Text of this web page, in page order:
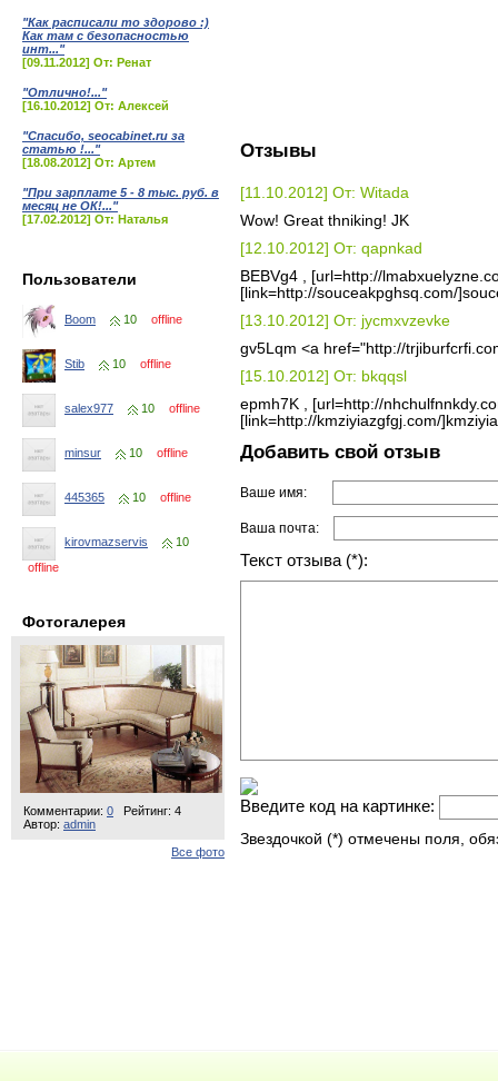
"Как расписали то здорово :)
Как там с безопасностью
инт..."
[09.11.2012] От: Ренат
"Отлично!..."
[16.10.2012] От: Алексей
"Спасибо, seocabinet.ru за
статью !..."
[18.08.2012] От: Артем
"При зарплате 5 - 8 тыс. руб. в
месяц не ОК!..."
[17.02.2012] От: Наталья
Пользователи
Boom 10 offline
Stib 10 offline
salex977 10 offline
minsur 10 offline
445365 10 offline
kirovmazservis
10
offline
Фотогалерея
Комментарии: 0
Рейтинг: 4
Автор: admin
Все фото
Отзывы
[11.10.2012] От: Witada
Wow! Great thniking! JK
[12.10.2012] От: qapnkad
BEBVg4 , [url=http://
[link=http://souceakpghsq.com/
[13.10.2012] От: jycmxvzevke
gv5Lqm <a href="http://
[15.10.2012] От: bkqqsl
epmh7K , [url=http://
[link=http://kmziyiazgfgj.com/
Добавить свой отзыв
Ваше имя:
Ваша почта:
Текст отзыва (*):
Введите код на картинке:
Звездочкой (*) отмечены поля,